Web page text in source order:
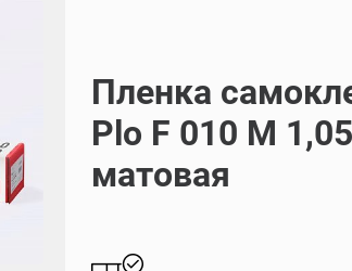
Пленка
Plo F 010 M
матовая